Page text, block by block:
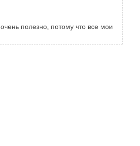
полезно, потому что все мои